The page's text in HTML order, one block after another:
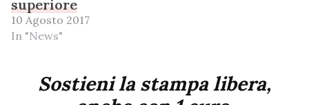
superiore
10 Agosto 2017
In "News"
Sostieni la stampa libera,